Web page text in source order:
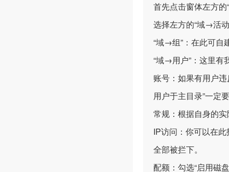
首先点击窗体左方的
选择左方的“域→活
“域→组”：在此可自
“域→用户”：这里有
账号：如果有用户
用户于主目录”一定
常规：根据自身的
IP访问：你可以在
全部被拦下。
配额：勾选“启用磁